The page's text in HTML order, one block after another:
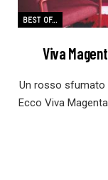
BEST OF...
Viva
Un rosso sfumato
Ecco Viva